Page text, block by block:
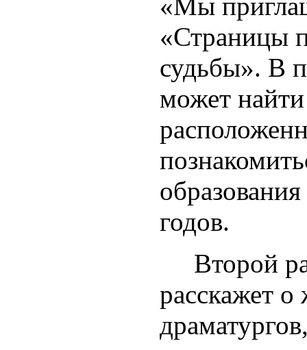
«Страницы
судьбы». В
может
годов.
Второй
расскажет о